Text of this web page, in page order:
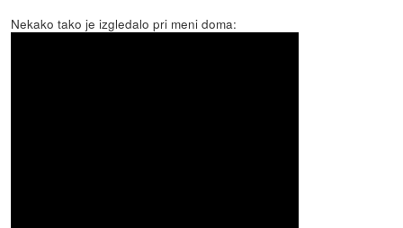
Nekako tako je izgledalo pri meni doma: